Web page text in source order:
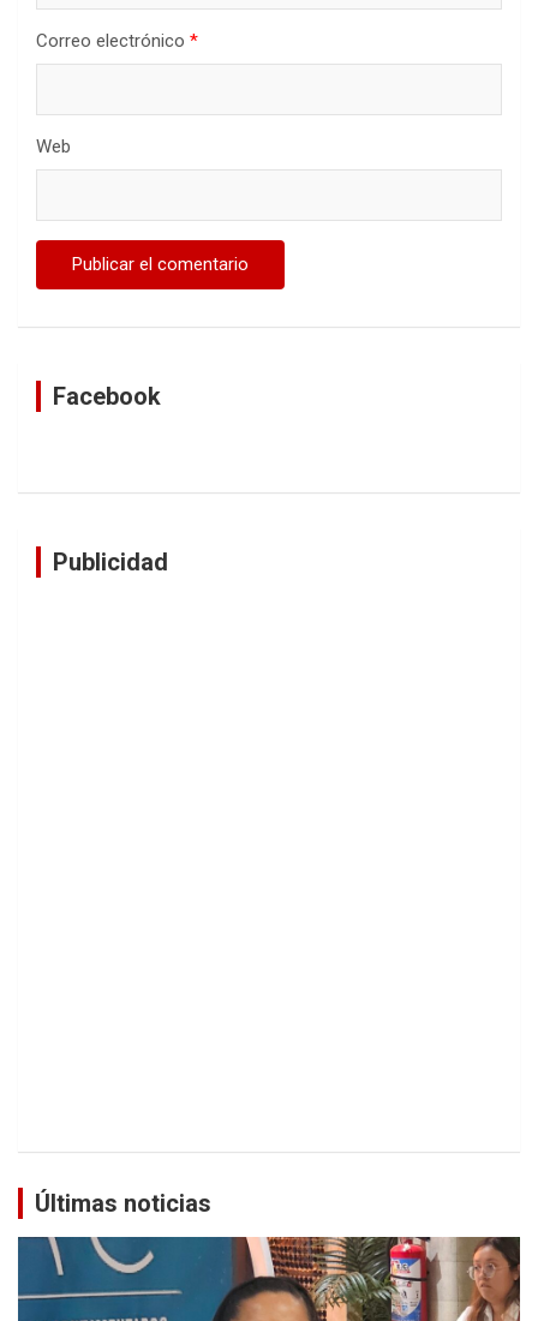
Correo electrónico *
Web
Facebook
Publicidad
Últimas noticias